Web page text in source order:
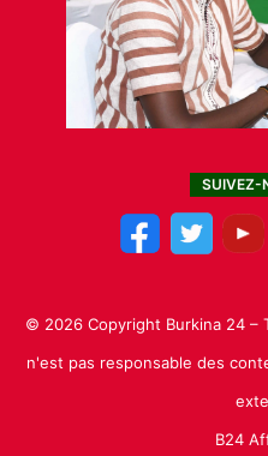
SUIVEZ-
© 2026 Copyright Burkina 24 –
n'est pas responsable des
B24